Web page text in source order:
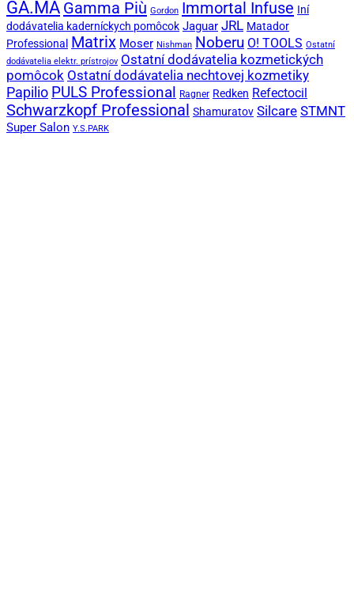
GA.MA Gamma Più Gordon Immortal Infuse Iní
dodávatelia kaderníckych pomôcok Jaguar JRL Matador
Professional Matrix Moser Nishman Noberu O! TOOLS Ostatní
dodávatelia elektr. prístrojov Ostatní dodávatelia kozmetických
pomôcok Ostatní dodávatelia nechtovej kozmetiky
Papilio PULS Professional Ragner Redken Refectocil
Schwarzkopf Professional Shamuratov Silcare STMNT
Super Salon Y.S.PARK